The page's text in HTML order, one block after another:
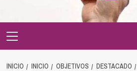
principal
INICIO INICIO OBJETIVOS DESTACADO